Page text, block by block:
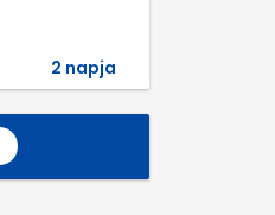
2 napja